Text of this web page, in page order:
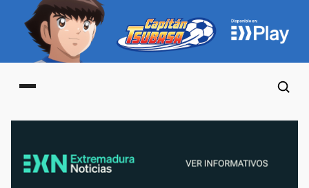
Main menu